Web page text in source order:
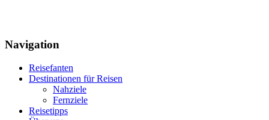
Navigation
Reisefanten
Destinationen für Reisen
Nahziele
Fernziele
Reisetipps